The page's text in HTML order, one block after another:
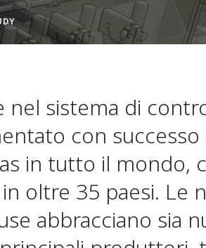
nel sistema di
con
in tutto il mondo,
oltre 35 paesi. Le
abbracciano sia